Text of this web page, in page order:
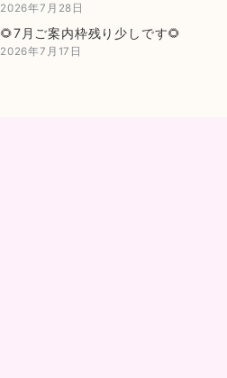
2026年7月28日
🌻7月ご案内枠残り少しです🌻
2026年7月17日